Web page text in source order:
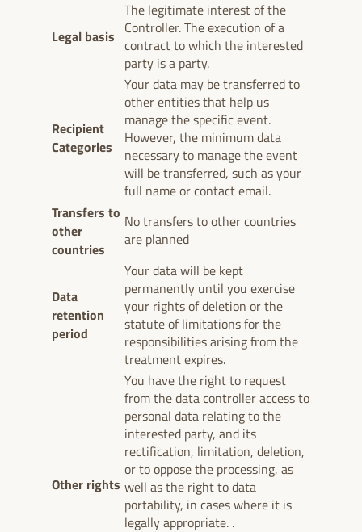
Legal basis
The legitimate interest of the
Controller. The execution of a
contract to which the interested
party is a party.
Recipient
Categories
Your data may be transferred to
other entities that help us
manage the specific event.
However, the minimum data
necessary to manage the event
will be transferred, such as your
full name or contact email.
Transfers to
other
countries
No transfers to other countries
are planned
Data
retention
period
Your data will be kept
permanently until you exercise
your rights of deletion or the
statute of limitations for the
responsibilities arising from the
treatment expires.
Other rights
You have the right to request
from the data controller access to
personal data relating to the
interested party, and its
rectification, limitation, deletion,
or to oppose the processing, as
well as the right to data
portability, in cases where it is
legally appropriate. .